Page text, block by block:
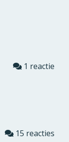
1 reactie
15 reacties